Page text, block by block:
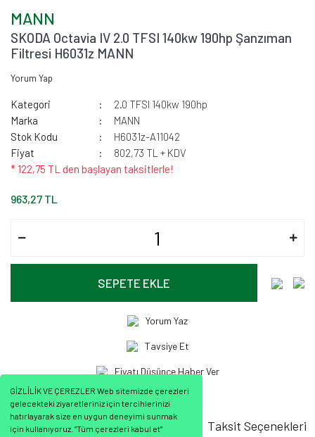
GİZLİLİK VE ÇEREZLER Web sitemizde çerezleri
gelecekteki ziyaretleriniz için tercihlerinizi
hatırlayarak size en uygun deneyimi sunmak
için kullanıyoruz. “Tüm çerezleri kabul et”
MANN
SKODA Octavia IV 2.0 TFSI 140kw 190hp Şanzıman
Filtresi H6031z MANN
Yorum Yap
Kategori
2.0 TFSI 140kw 190hp
Marka
MANN
Stok Kodu
H6031z-A11042
Fiyat
802,73 TL + KDV
* 122,75 TL den başlayan taksitlerle!
963,27 TL
SEPETE EKLE
Yorum Yaz
Tavsiye Et
Fiyatı Düşünce Haber Ver
Ürün Bilgisi Ürün Yorumları Taksit Seçenekleri